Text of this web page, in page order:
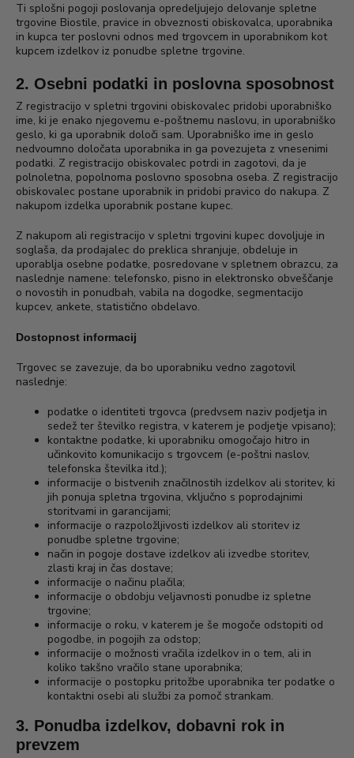
Ti splošni pogoji poslovanja opredeljujejo delovanje spletne
trgovine Biostile, pravice in obveznosti obiskovalca, uporabnika
in kupca ter poslovni odnos med trgovcem in uporabnikom kot
kupcem izdelkov iz ponudbe spletne trgovine.
2. Osebni podatki in poslovna sposobnost
Z registracijo v spletni trgovini obiskovalec pridobi uporabniško
ime, ki je enako njegovemu e-poštnemu naslovu, in uporabniško
geslo, ki ga uporabnik določi sam. Uporabniško ime in geslo
nedvoumno določata uporabnika in ga povezujeta z vnesenimi
podatki. Z registracijo obiskovalec potrdi in zagotovi, da je
polnoletna, popolnoma poslovno sposobna oseba. Z registracijo
obiskovalec postane uporabnik in pridobi pravico do nakupa. Z
nakupom izdelka uporabnik postane kupec.
Z nakupom ali registracijo v spletni trgovini kupec dovoljuje in
soglaša, da prodajalec do preklica shranjuje, obdeluje in
uporablja osebne podatke, posredovane v spletnem obrazcu, za
naslednje namene: telefonsko, pisno in elektronsko obveščanje
o novostih in ponudbah, vabila na dogodke, segmentacijo
kupcev, ankete, statistično obdelavo.
Dostopnost informacij
Trgovec se zavezuje, da bo uporabniku vedno zagotovil
naslednje:
podatke o identiteti trgovca (predvsem naziv podjetja in
sedež ter številko registra, v katerem je podjetje vpisano);
kontaktne podatke, ki uporabniku omogočajo hitro in
učinkovito komunikacijo s trgovcem (e-poštni naslov,
telefonska številka itd.);
informacije o bistvenih značilnostih izdelkov ali storitev, ki
jih ponuja spletna trgovina, vključno s poprodajnimi
storitvami in garancijami;
informacije o razpoložljivosti izdelkov ali storitev iz
ponudbe spletne trgovine;
način in pogoje dostave izdelkov ali izvedbe storitev,
zlasti kraj in čas dostave;
informacije o načinu plačila;
informacije o obdobju veljavnosti ponudbe iz spletne
trgovine;
informacije o roku, v katerem je še mogoče odstopiti od
pogodbe, in pogojih za odstop;
informacije o možnosti vračila izdelkov in o tem, ali in
koliko takšno vračilo stane uporabnika;
informacije o postopku pritožbe uporabnika ter podatke o
kontaktni osebi ali službi za pomoč strankam.
3. Ponudba izdelkov, dobavni rok in
prevzem